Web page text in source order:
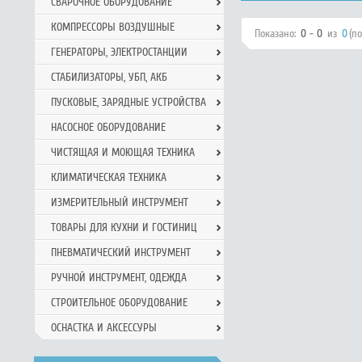
Показано: 0 - 0 из 0
КОМПРЕССОРЫ ВОЗДУШНЫЕ
ГЕНЕРАТОРЫ, ЭЛЕКТРОСТАНЦИИ
СТАБИЛИЗАТОРЫ, УБП, АКБ
ПУСКОВЫЕ, ЗАРЯДНЫЕ УСТРОЙСТВА
НАСОСНОЕ ОБОРУДОВАНИЕ
ЧИСТЯЩАЯ И МОЮЩАЯ ТЕХНИКА
КЛИМАТИЧЕСКАЯ ТЕХНИКА
ИЗМЕРИТЕЛЬНЫЙ ИНСТРУМЕНТ
ТОВАРЫ ДЛЯ КУХНИ И ГОСТИНИЦ
ПНЕВМАТИЧЕСКИЙ ИНСТРУМЕНТ
РУЧНОЙ ИНCТРУМЕНТ, ОДЕЖДА
СТРОИТЕЛЬНОЕ ОБОРУДОВАНИЕ
ОСНАСТКА И АКСЕССУРЫ